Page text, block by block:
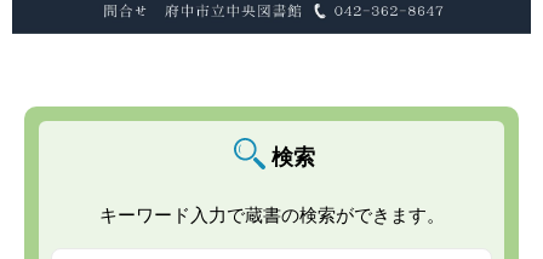
検索
キーワード入力で蔵書の検索ができます。